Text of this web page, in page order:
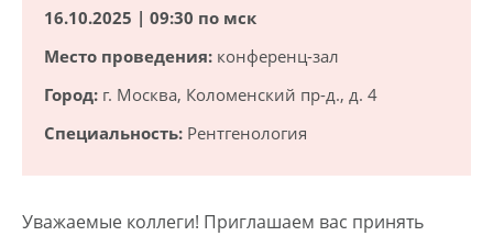
16.10.2025 | 09:30 по мск
Место проведения: конференц-зал
Город: г. Москва, Коломенский пр-д., д. 4
Специальность: Рентгенология
Уважаемые коллеги! Приглашаем вас принять